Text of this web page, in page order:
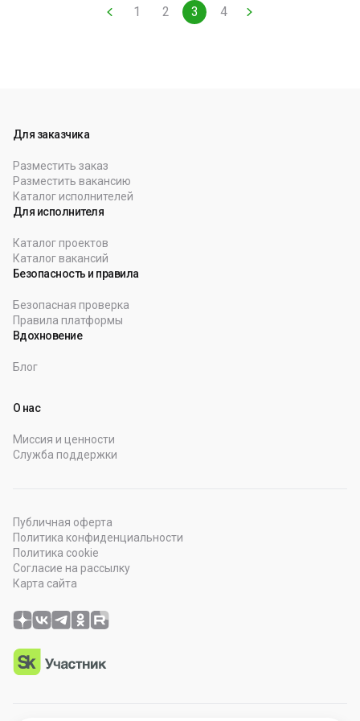
1 2 3 4
Для заказчика
Разместить заказ
Разместить вакансию
Каталог исполнителей
Для исполнителя
Каталог проектов
Каталог вакансий
Безопасность и правила
Безопасная проверка
Правила платформы
Вдохновение
Блог
О нас
Миссия и ценности
Служба поддержки
Публичная оферта
Политика конфиденциальности
Политика cookie
Согласие на рассылку
Карта сайта